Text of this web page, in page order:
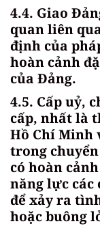
4.4. Giao
quan liên
định của
hoàn cảnh
của Đảng.
4.5. Cấp uỷ,
cấp, nhất là
Hồ Chí Minh
trong
có hoàn
năng lực các
để xảy ra
hoặc buông